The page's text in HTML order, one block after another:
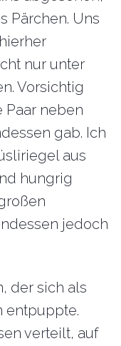
Pärchen. Uns
nur unter
Vorsichtig
Paar neben
gab. Ich
aus
hungrig
jedoch
der sich als
entpuppte.
verteilt, auf